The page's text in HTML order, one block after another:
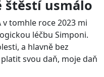
štěstí usmálo
v tomhle roce 2023 mi
léčbu Simponi.
a hlavně bez
svou daň, moje daň